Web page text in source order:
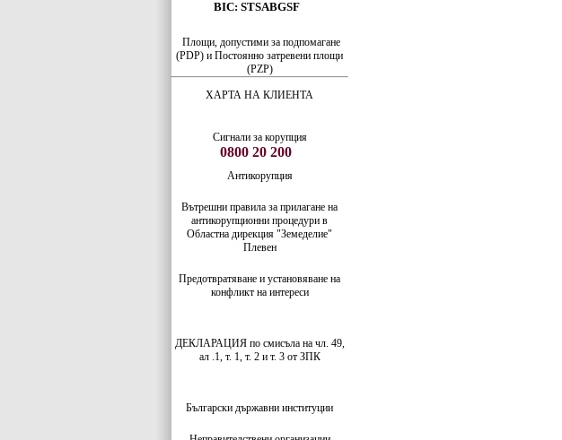
BIC: STSABGSF
Площи, допустими за подпомагане
(PDP) и Постоянно затревени площи
(PZP)
ХАРТА НА КЛИЕНТА
Сигнали за корупция
0800 20 200
Антикорупция
Вътрешни правила за прилагане на
антикорупционни процедури в
Областна дирекция "Земеделие"
Плевен
Предотвратяване и установяване на
конфликт на интереси
ДЕКЛАРАЦИЯ по смисъла на чл. 49,
ал .1, т. 1, т. 2 и т. 3 от ЗПК
Български държавни институции